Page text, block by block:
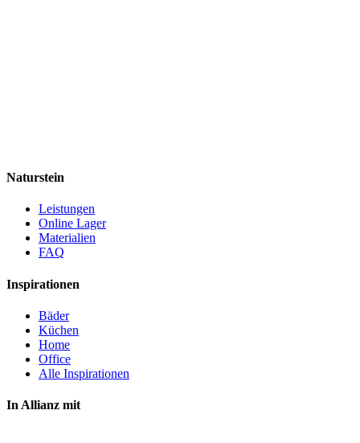
Naturstein
Leistungen
Online Lager
Materialien
FAQ
Inspirationen
Bäder
Küchen
Home
Office
Alle Inspirationen
In Allianz mit